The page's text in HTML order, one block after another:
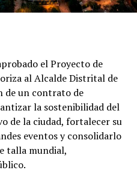
millones de pesos
integral de esta
el Centro de
Mayor (CPSAM) y
recreativas y de
el bienestar, la
activo.
el Proyecto de
al Alcalde Distrital de
de un contrato de
la sostenibilidad del
de la ciudad, fortalecer su
eventos y consolidarlo
talla mundial,